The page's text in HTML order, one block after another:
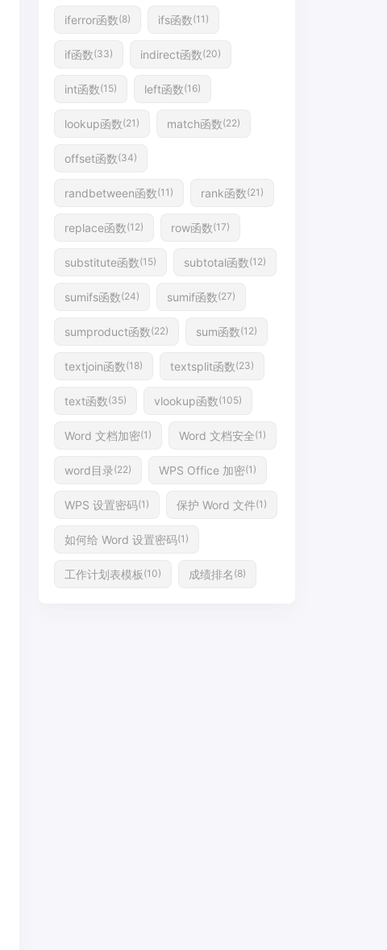
iferror函数(8) ifs函数(11)
if函数(33) indirect函数(20)
int函数(15) left函数(16)
lookup函数(21) match函数(22)
offset函数(34)
randbetween函数(11) rank函数(21)
replace函数(12) row函数(17)
substitute函数(15) subtotal函数(12)
sumifs函数(24) sumif函数(27)
sumproduct函数(22) sum函数(12)
textjoin函数(18) textsplit函数(23)
text函数(35) vlookup函数(105)
Word 文档加密(1) Word 文档安全(1)
word目录(22) WPS Office 加密(1)
WPS 设置密码(1) 保护 Word 文件(1)
如何给 Word 设置密码(1)
工作计划表模板 (10) 成绩排名 (8)